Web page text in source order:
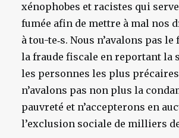
xénophobes et racistes qui
fumée afin de mettre à mal nos
à tou-te‑s. Nous n’avalons pas
la fraude fiscale en reportant la
les personnes les plus
n’avalons pas non plus la
pauvreté et n’accepterons en
l’exclusion sociale de milliers